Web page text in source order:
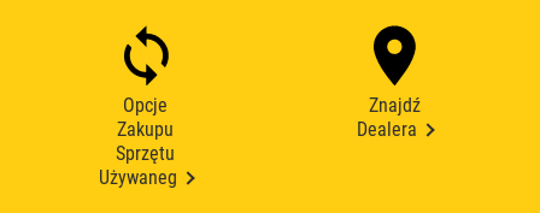
Opcje
Zakupu
Sprzętu
Używaneg
Znajdź
Dealera